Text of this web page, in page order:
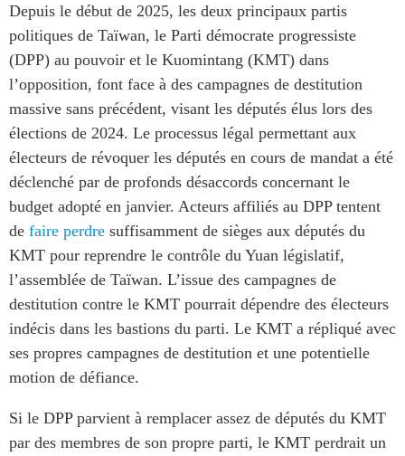
En éducation
Missions commerciales
féminines
Le Partenariat APEC-
Canada pour la croissance
des entreprises
i-LEAD
RÉSEAUX
CanWIN
Attachés supérieurs de
recherche
ABLAC
ABAC
APEC
PECC
CSCAP
Partenaires institutionnels
Programme d’études Asie-
Investment Monitor
Projet APEC-Canada pour
l’expansion du partenariat
des entreprises
Conférence Canada-en-
Asie
CPTPP Portal
Depuis le début de 2025, les deux principaux partis
politiques de Taïwan, le Parti démocrate progressiste
(DPP) au pouvoir et le Kuomintang (KMT) dans
l’opposition, font face à des campagnes de destitution
massive sans précédent, visant les députés élus lors des
élections de 2024. Le processus légal permettant aux
électeurs de révoquer les députés en cours de mandat a été
déclenché par de profonds désaccords concernant le
budget adopté en janvier. Acteurs affiliés au DPP tentent
de faire perdre suffisamment de sièges aux députés du
KMT pour reprendre le contrôle du Yuan législatif,
l’assemblée de Taïwan. L’issue des campagnes de
destitution contre le KMT pourrait dépendre des électeurs
indécis dans les bastions du parti. Le KMT a répliqué avec
ses propres campagnes de destitution et une potentielle
motion de défiance.
Si le DPP parvient à remplacer assez de députés du KMT
par des membres de son propre parti, le KMT perdrait un